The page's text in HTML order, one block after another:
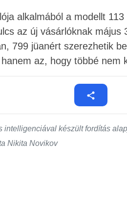
alkalmából a modellt
az új vásárlóknak
799 jüanért szerezhetik
az, hogy többé nem
intelligenciával készült fordítás
Nikita Novikov